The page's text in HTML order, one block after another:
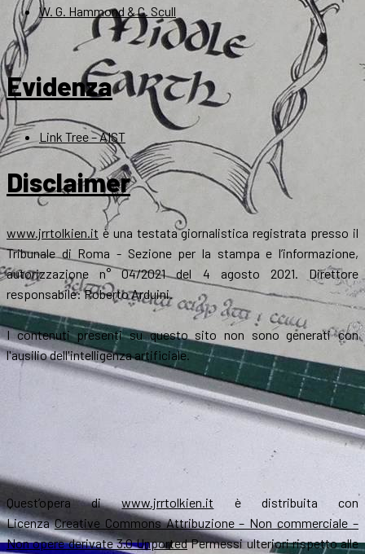
W. G. Hammond & C. Scull
Evidenza
Link Tree – AIST
Disclaimer
www.jrrtolkien.it è una testata giornalistica registrata presso il
Tribunale di Roma - Sezione per la stampa e l’informazione,
autorizzazione n° 04/2021 del 4 agosto 2021. Direttore
responsabile: Roberto Arduini.
I contenuti presenti su questo sito non sono generati con
l'ausilio dell'intelligenza artificiale.
Quest’opera diwww.jrrtolkien.it è distribuita con
LicenzaCreative Commons Attribuzione – Non commerciale –
Non opere derivate 3.0 UnportedPermessi ulteriori rispetto alle